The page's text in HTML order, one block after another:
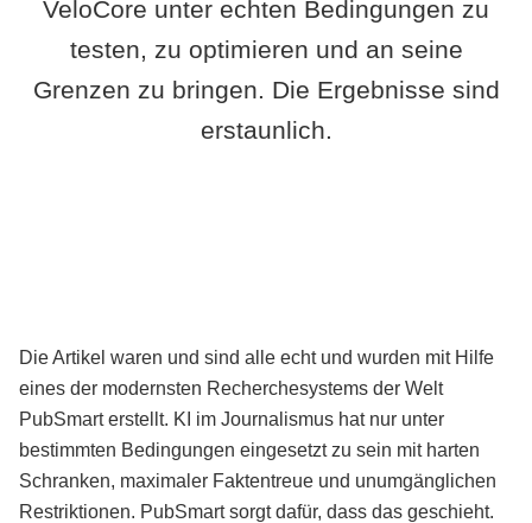
VeloCore unter echten Bedingungen zu
testen, zu optimieren und an seine
Grenzen zu bringen. Die Ergebnisse sind
erstaunlich.
Die Artikel waren und sind alle echt und wurden mit Hilfe
eines der modernsten Recherchesystems der Welt
PubSmart erstellt. KI im Journalismus hat nur unter
bestimmten Bedingungen eingesetzt zu sein mit harten
Schranken, maximaler Faktentreue und unumgänglichen
Restriktionen. PubSmart sorgt dafür, dass das geschieht.